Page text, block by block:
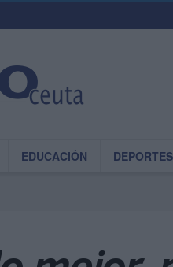
EDUCACIÓN DEPORTES